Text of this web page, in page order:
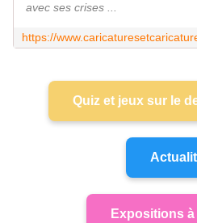
avec ses crises ...
Quiz et jeux sur le
Expositions